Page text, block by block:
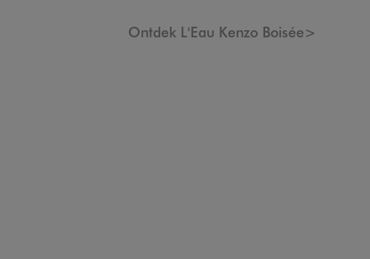
Ontdek L'Eau Kenzo Boisée>